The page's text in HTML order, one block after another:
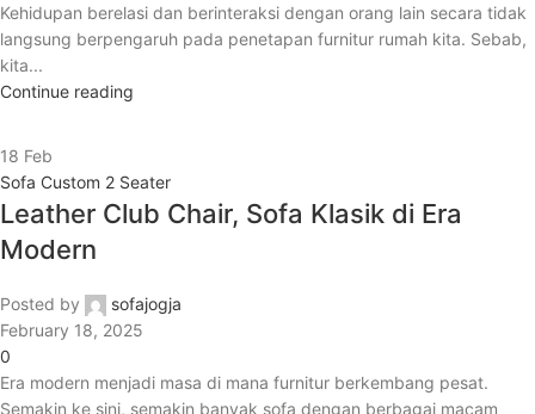
Kehidupan berelasi dan berinteraksi dengan orang lain secara tidak
langsung berpengaruh pada penetapan furnitur rumah kita. Sebab,
kita...
Continue reading
18 Feb
Sofa Custom 2 Seater
Leather Club Chair, Sofa Klasik di Era
Modern
Posted by
sofajogja
February 18, 2025
0
Era modern menjadi masa di mana furnitur berkembang pesat.
Semakin ke sini, semakin banyak sofa dengan berbagai macam